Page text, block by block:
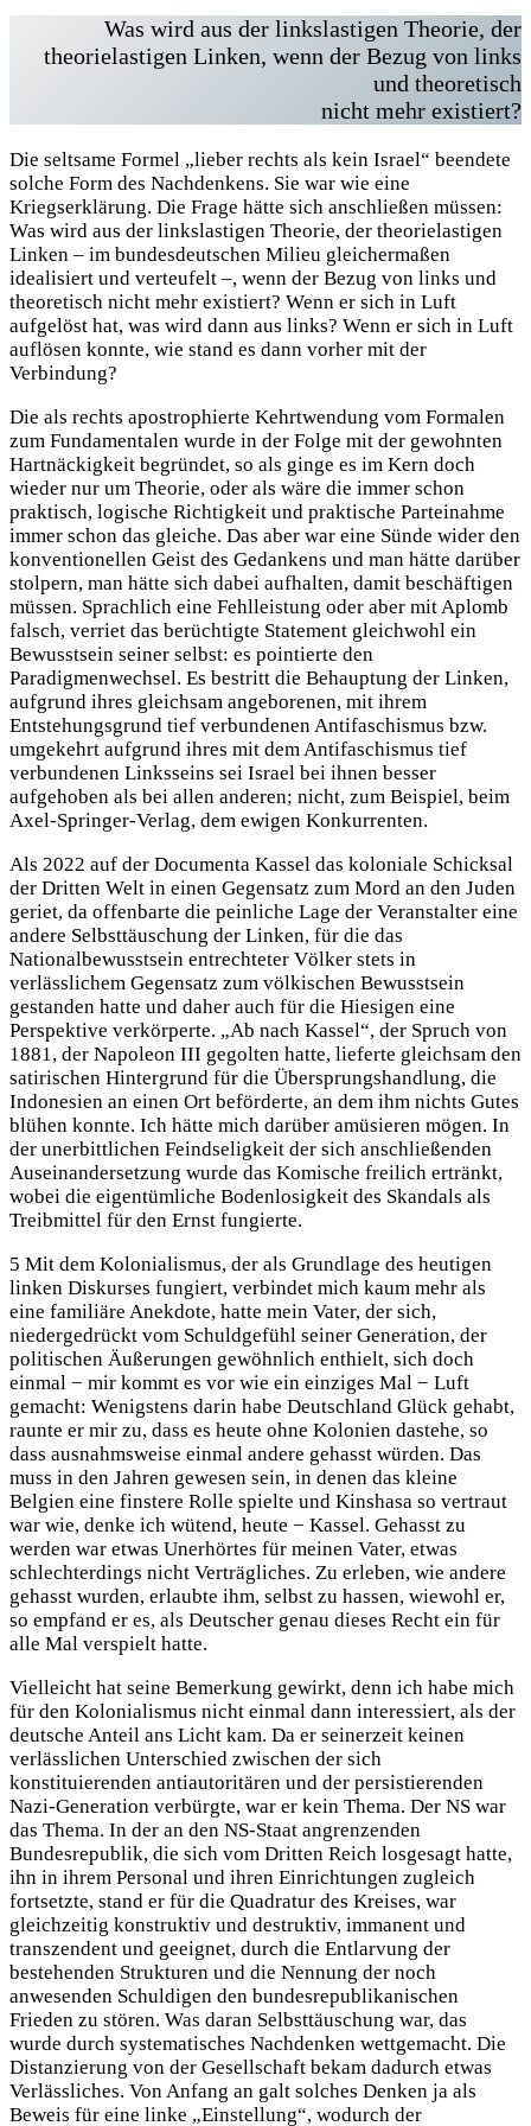
Was wird aus der linkslastigen Theorie, der
theorielastigen Linken, wenn der Bezug von links
und theoretisch
nicht mehr existiert?
Die seltsame Formel „lieber rechts als kein Israel“ beendete
solche Form des Nachdenkens. Sie war wie eine
Kriegserklärung. Die Frage hätte sich anschließen müssen:
Was wird aus der linkslastigen Theorie, der theorielastigen
Linken – im bundesdeutschen Milieu gleichermaßen
idealisiert und verteufelt –, wenn der Bezug von links und
theoretisch nicht mehr existiert? Wenn er sich in Luft
aufgelöst hat, was wird dann aus links? Wenn er sich in Luft
auflösen konnte, wie stand es dann vorher mit der
Verbindung?
Die als rechts apostrophierte Kehrtwendung vom Formalen
zum Fundamentalen wurde in der Folge mit der gewohnten
Hartnäckigkeit begründet, so als ginge es im Kern doch
wieder nur um Theorie, oder als wäre die immer schon
praktisch, logische Richtigkeit und praktische Parteinahme
immer schon das gleiche. Das aber war eine Sünde wider den
konventionellen Geist des Gedankens und man hätte darüber
stolpern, man hätte sich dabei aufhalten, damit beschäftigen
müssen. Sprachlich eine Fehlleistung oder aber mit Aplomb
falsch, verriet das berüchtigte Statement gleichwohl ein
Bewusstsein seiner selbst: es pointierte den
Paradigmenwechsel. Es bestritt die Behauptung der Linken,
aufgrund ihres gleichsam angeborenen, mit ihrem
Entstehungsgrund tief verbundenen Antifaschismus bzw.
umgekehrt aufgrund ihres mit dem Antifaschismus tief
verbundenen Linksseins sei Israel bei ihnen besser
aufgehoben als bei allen anderen; nicht, zum Beispiel, beim
Axel-Springer-Verlag, dem ewigen Konkurrenten.
Als 2022 auf der Documenta Kassel das koloniale Schicksal
der Dritten Welt in einen Gegensatz zum Mord an den Juden
geriet, da offenbarte die peinliche Lage der Veranstalter eine
andere Selbsttäuschung der Linken, für die das
Nationalbewusstsein entrechteter Völker stets in
verlässlichem Gegensatz zum völkischen Bewusstsein
gestanden hatte und daher auch für die Hiesigen eine
Perspektive verkörperte. „Ab nach Kassel“, der Spruch von
1881, der Napoleon III gegolten hatte, lieferte gleichsam den
satirischen Hintergrund für die Übersprungshandlung, die
Indonesien an einen Ort beförderte, an dem ihm nichts Gutes
blühen konnte. Ich hätte mich darüber amüsieren mögen. In
der unerbittlichen Feindseligkeit der sich anschließenden
Auseinandersetzung wurde das Komische freilich ertränkt,
wobei die eigentümliche Bodenlosigkeit des Skandals als
Treibmittel für den Ernst fungierte.
5 Mit dem Kolonialismus, der als Grundlage des heutigen
linken Diskurses fungiert, verbindet mich kaum mehr als
eine familiäre Anekdote, hatte mein Vater, der sich,
niedergedrückt vom Schuldgefühl seiner Generation, der
politischen Äußerungen gewöhnlich enthielt, sich doch
einmal − mir kommt es vor wie ein einziges Mal − Luft
gemacht: Wenigstens darin habe Deutschland Glück gehabt,
raunte er mir zu, dass es heute ohne Kolonien dastehe, so
dass ausnahmsweise einmal andere gehasst würden. Das
muss in den Jahren gewesen sein, in denen das kleine
Belgien eine finstere Rolle spielte und Kinshasa so vertraut
war wie, denke ich wütend, heute − Kassel. Gehasst zu
werden war etwas Unerhörtes für meinen Vater, etwas
schlechterdings nicht Verträgliches. Zu erleben, wie andere
gehasst wurden, erlaubte ihm, selbst zu hassen, wiewohl er,
so empfand er es, als Deutscher genau dieses Recht ein für
alle Mal verspielt hatte.
Vielleicht hat seine Bemerkung gewirkt, denn ich habe mich
für den Kolonialismus nicht einmal dann interessiert, als der
deutsche Anteil ans Licht kam. Da er seinerzeit keinen
verlässlichen Unterschied zwischen der sich
konstituierenden antiautoritären und der persistierenden
Nazi-Generation verbürgte, war er kein Thema. Der NS war
das Thema. In der an den NS-Staat angrenzenden
Bundesrepublik, die sich vom Dritten Reich losgesagt hatte,
ihn in ihrem Personal und ihren Einrichtungen zugleich
fortsetzte, stand er für die Quadratur des Kreises, war
gleichzeitig konstruktiv und destruktiv, immanent und
transzendent und geeignet, durch die Entlarvung der
bestehenden Strukturen und die Nennung der noch
anwesenden Schuldigen den bundesrepublikanischen
Frieden zu stören. Was daran Selbsttäuschung war, das
wurde durch systematisches Nachdenken wettgemacht. Die
Distanzierung von der Gesellschaft bekam dadurch etwas
Verlässliches. Von Anfang an galt solches Denken ja als
Beweis für eine linke „Einstellung“, wodurch der